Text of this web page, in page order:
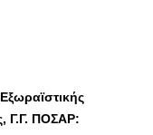
Γ.Γ. ΠΟΣΑΡ: